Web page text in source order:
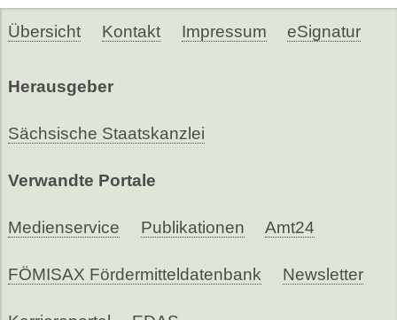
Übersicht Kontakt Impressum eSignatur
Herausgeber
Sächsische Staatskanzlei
Verwandte Portale
Medienservice Publikationen Amt24
FÖMISAX Fördermitteldatenbank Newsletter